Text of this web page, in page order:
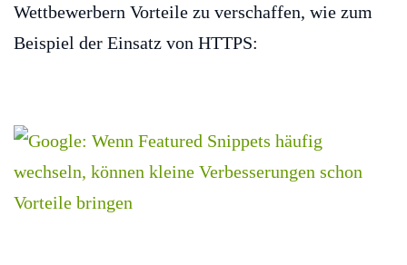
Wettbewerbern Vorteile zu verschaffen, wie zum
Beispiel der Einsatz von HTTPS: